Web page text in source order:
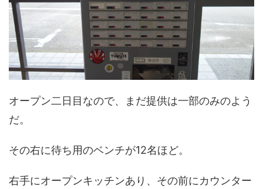
オープン二日目なので、まだ提供は一部のみのよう
だ。
その右に待ち用のベンチが12名ほど。
右手にオープンキッチンあり、その前にカウンター